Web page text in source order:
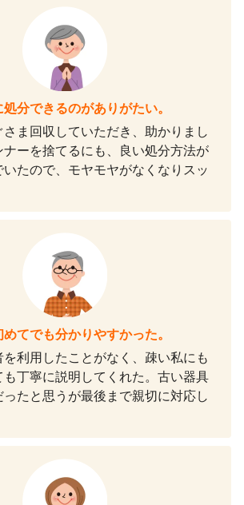
分できるのがありがたい。
ま回収していただき、助かりまし
ナーを捨てるにも、良い処分方法が
たので、モヤモヤがなくなりスッ
てでも分かりやすかった。
を利用したことがなく、疎い私にも
も丁寧に説明してくれた。古い器具
ったと思うが最後まで親切に対応し